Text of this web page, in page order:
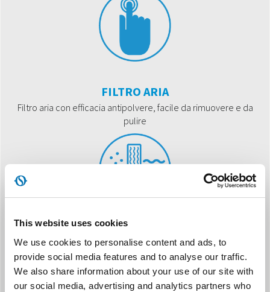
This website uses cookies
We use cookies to personalise content and ads, to
provide social media features and to analyse our traffic.
We also share information about your use of our site with
our social media, advertising and analytics partners who
FILTRO ARIA
Filtro aria con efficacia antipolvere, facile da rimuovere e da
pulire
BASE OSCILLANTE
Oscillazione automatica del flusso d’aria in orizzontale, per una
maggiore diffusione del calore.